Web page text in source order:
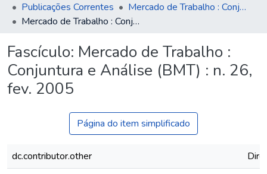
Legislação
Publicações Correntes
Mercado de Trabalho : Conjuntura e Análise (BMT)
Mercado de Trabalho : Conjuntura e Análise (BMT) : n. 26, fev. 2005
Fascículo: Mercado de Trabalho :
Conjuntura e Análise (BMT) : n. 26,
fev. 2005
Página do item simplificado
dc.contributor.other